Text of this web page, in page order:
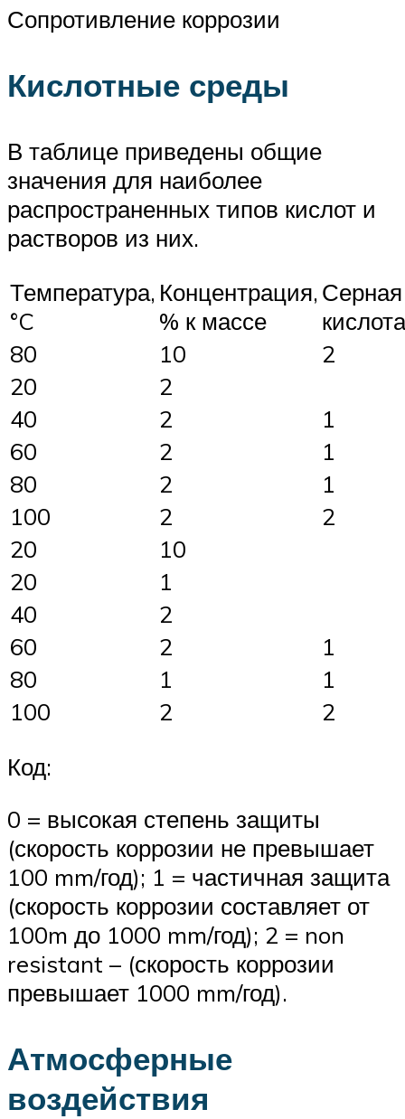
Сопротивление коррозии
Кислотные среды
В таблице приведены общие
значения для наиболее
распространенных типов кислот и
растворов из них.
Температура,
°C
Концентрация,
% к массе
Серная
кислота
80
10
2
20
2
40
2
1
60
2
1
80
2
1
100
2
2
20
10
20
1
40
2
60
2
1
80
1
1
100
2
2
Код:
0 = высокая степень защиты
(скорость коррозии не превышает
100 mm/год); 1 = частичная защита
(скорость коррозии составляет от
100m до 1000 mm/год); 2 = non
resistant – (скорость коррозии
превышает 1000 mm/год).
Атмосферные
воздействия